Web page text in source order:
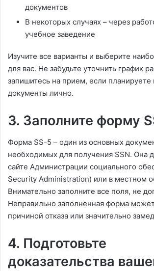
документов
В некоторых случаях – через
учебное заведение
Изучите все варианты и выберите
для вас. Не забудьте уточнить график
запишитесь на прием, если планируете
документы лично.
3. Заполните форму
Форма SS-5 – один из основных
необходимых для получения SSN. Она
сайте Администрации социального
Security Administration) или в местном
Внимательно заполните все поля, не
Неправильно заполненная форма
причиной отказа или значительно
4. Подготовьте
доказательства